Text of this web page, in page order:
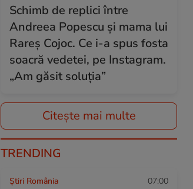
Schimb de replici între
Andreea Popescu și mama lui
Rareș Cojoc. Ce i-a spus fosta
soacră vedetei, pe Instagram.
„Am găsit soluția”
Citește mai multe
TRENDING
Știri România 07:00